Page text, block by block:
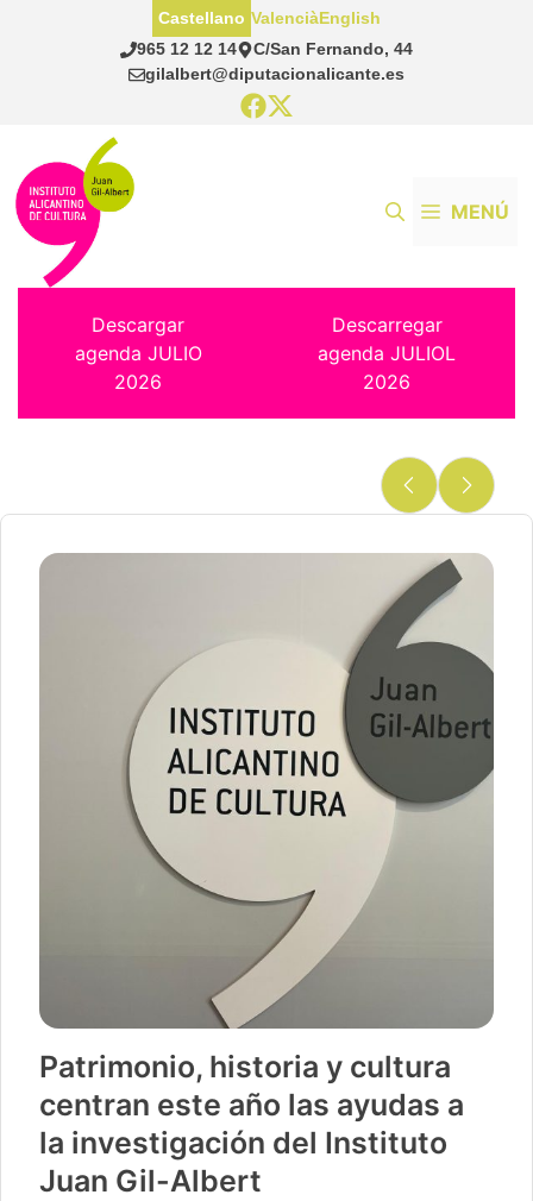
965 12 12 14
C/San Fernando, 44
gilalbert@diputacionalicante.es
Castellano ValenciàEnglish
MENÚ
Descargar
agenda JULIO
2026
Descarregar
agenda JULIOL
2026
Patrimonio, historia y cultura
centran este año las ayudas a
la investigación del Instituto
Juan Gil-Albert